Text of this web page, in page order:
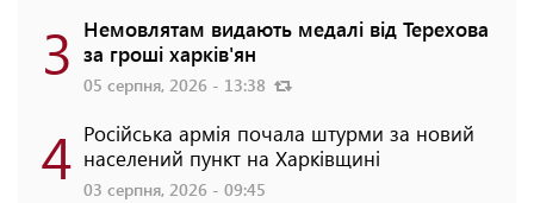
3 Немовлятам видають медалі від Терехова
за гроші харків'ян
05 серпня, 2026 - 13:38
4 Російська армія почала штурми за новий
населений пункт на Харківщині
03 серпня, 2026 - 09:45